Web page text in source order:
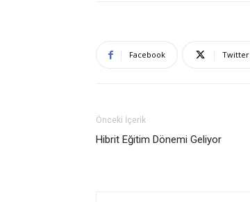
Facebook Twitter
Önceki İçerik
Hibrit Eğitim Dönemi Geliyor